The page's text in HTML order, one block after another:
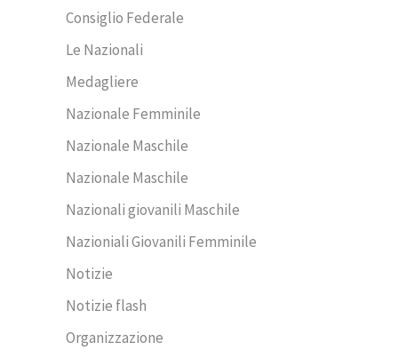
Consiglio Federale
Le Nazionali
Medagliere
Nazionale Femminile
Nazionale Maschile
Nazionale Maschile
Nazionali giovanili Maschile
Nazioniali Giovanili Femminile
Notizie
Notizie flash
Organizzazione